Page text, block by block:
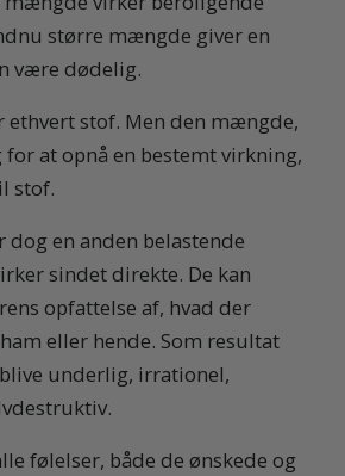
større mængde giver en
være dødelig.
ethvert stof. Men den mængde,
at opnå en bestemt virkning,
stof.
dog en anden belastende
sindet direkte. De kan
opfattelse af, hvad der
eller hende. Som resultat
underlig, irrationel,
følelser, både de ønskede og